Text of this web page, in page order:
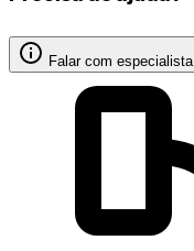
Falar com especialista